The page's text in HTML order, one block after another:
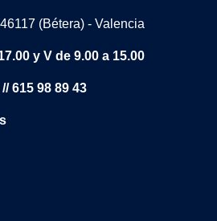
(Bétera) - Valencia
y V de 9.00 a 15.00
615 98 89 43